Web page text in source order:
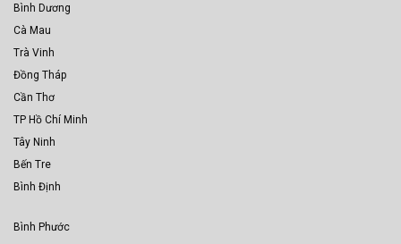
Bình Dương
Cà Mau
Trà Vinh
Đồng Tháp
Cần Thơ
TP Hồ Chí Minh
Tây Ninh
Bến Tre
Bình Định
Bình Phước